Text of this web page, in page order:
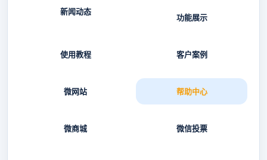
新闻动态
功能展示
使用教程 客户案例
微网站 帮助中心
微商城 微信投票